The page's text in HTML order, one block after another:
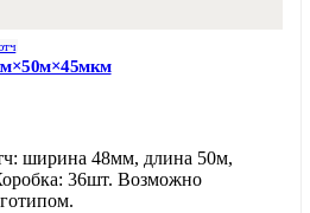
ширина 48мм, длина 50м,
36шт. Возможно